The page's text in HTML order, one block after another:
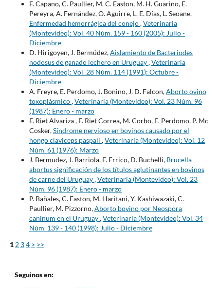
F. Capano, C. Paullier, M. C. Easton, M. H. Guarino, E.
Pereyra, A. Fernández, O. Aguirre, L. E. Días, L. Seoane,
Enfermedad hemorrágica del conejo,Veterinaria
(Montevideo): Vol. 40 Núm. 159 - 160 (2005): Julio -
Diciembre
D. Hirigoyen, J. Bermúdez,Aislamiento de Bacteriodes
nodosus de ganado lechero en Uruguay,Veterinaria
(Montevideo): Vol. 28 Núm. 114 (1991): Octubre -
Diciembre
A. Freyre, E. Perdomo, J. Bonino, J. D. Falcon,Aborto ovino
toxoplásmico,Veterinaria (Montevideo): Vol. 23 Núm. 96
(1987): Enero - marzo
F. Riet Alvariza , F. Riet Correa, M. Corbo, E. Perdomo, P. Mc
Cosker,Síndrome nervioso en bovinos causado por el
hongo claviceps paspali ,Veterinaria (Montevideo): Vol. 12
Núm. 61 (1976): Marzo
J. Bermudez, J. Barriola, F. Errico, D. Buchelli, Brucella
abortus significación de los títulos aglutinantes en bovinos
de carne del Uruguay,Veterinaria (Montevideo): Vol. 23
Núm. 96 (1987): Enero - marzo
P. Bañales, C. Easton, M. Haritani, Y. Kashiwazaki, C.
Paullier, M. Pizzorno,Aborto bovino por Neospora
caninum en el Uruguay,Veterinaria (Montevideo): Vol. 34
Núm. 139 - 140 (1998): Julio - Diciembre
1 2 34 > >>
Seguinos en: